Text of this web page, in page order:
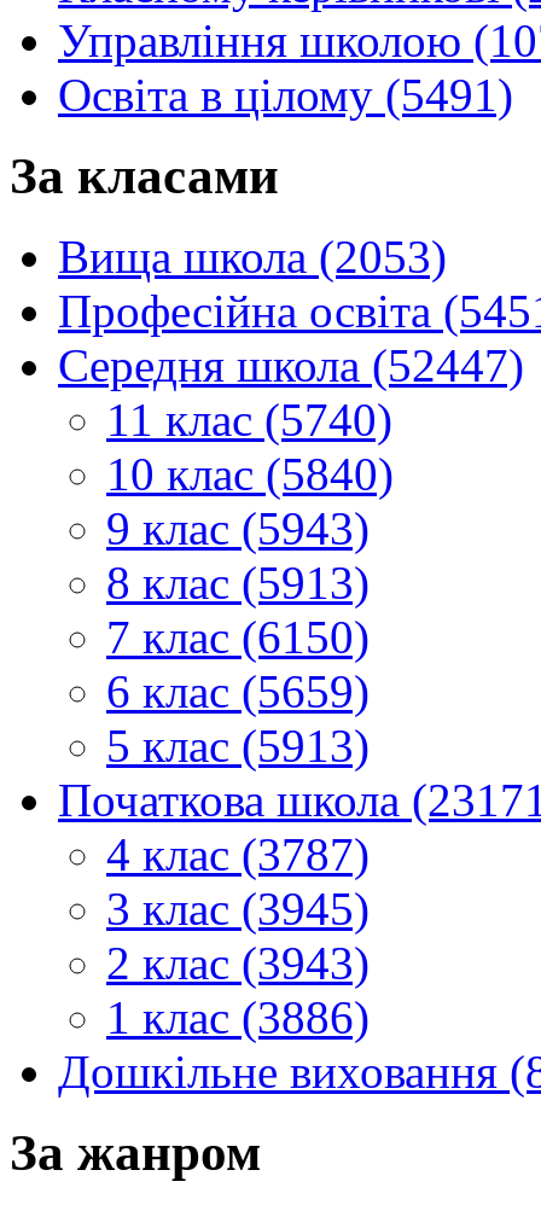
Управління школою
Освіта в цілому (5491)
За класами
Вища школа (2053)
Професійна освіта
Середня школа (52447)
11 клас (5740)
10 клас (5840)
9 клас (5943)
8 клас (5913)
7 клас (6150)
6 клас (5659)
5 клас (5913)
Початкова школа
4 клас (3787)
3 клас (3945)
2 клас (3943)
1 клас (3886)
Дошкільне виховання
За жанром